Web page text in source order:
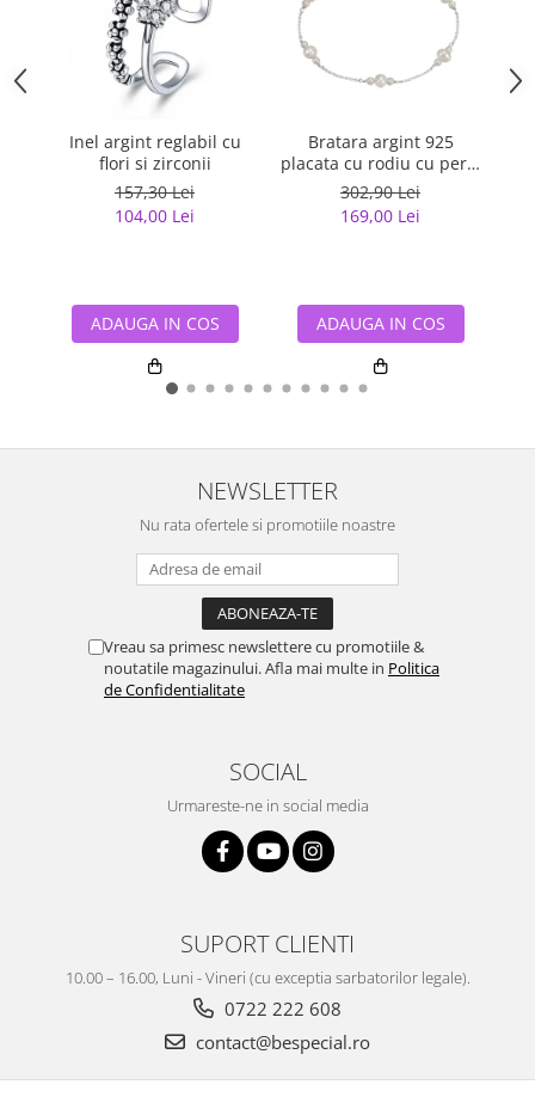
Inel argint reglabil cu
flori si zirconii
157,30 Lei
104,00 Lei
ADAUGA IN COS
Bratara argint 925
placata cu rodiu cu perle
naturale
302,90 Lei
169,00 Lei
ADAUGA IN COS
NEWSLETTER
Nu rata ofertele si promotiile noastre
Vreau sa primesc newslettere cu promotiile &
noutatile magazinului. Afla mai multe in Politica
de Confidentialitate
SOCIAL
Urmareste-ne in social media
SUPORT CLIENTI
10.00 – 16.00, Luni - Vineri (cu exceptia sarbatorilor legale).
0722 222 608
contact@bespecial.ro